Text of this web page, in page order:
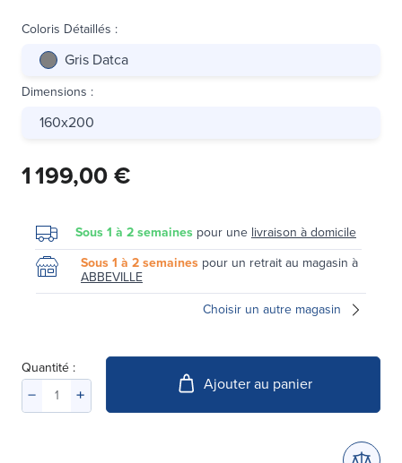
Coloris Détaillés :
Gris Datca
Dimensions :
160x200
1 199,00 €
Sous 1 à 2 semaines pour une livraison à domicile
Sous 1 à 2 semaines pour un retrait au magasin à
ABBEVILLE
Choisir un autre magasin
Quantité :
Ajouter au panier